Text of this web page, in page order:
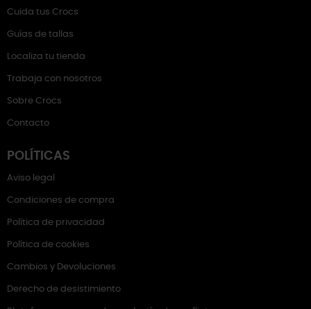
Cuida tus Crocs
Guías de tallas
Localiza tu tienda
Trabaja con nosotros
Sobre Crocs
Contacto
POLÍTICAS
Aviso legal
Condiciones de compra
Política de privacidad
Política de cookies
Cambios y Devoluciones
Derecho de desistimiento